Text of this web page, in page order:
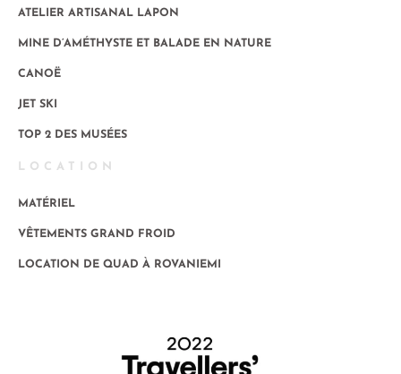
ATELIER ARTISANAL LAPON
MINE D’AMÉTHYSTE ET BALADE EN NATURE
CANOË
JET SKI
TOP 2 DES MUSÉES
LOCATION
MATÉRIEL
VÊTEMENTS GRAND FROID
LOCATION DE QUAD À ROVANIEMI